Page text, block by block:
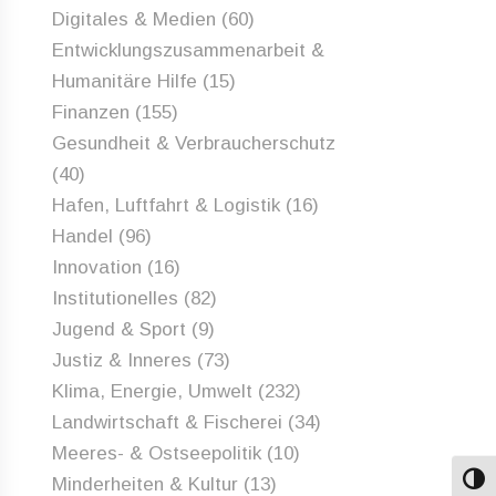
Digitales & Medien (60)
Entwicklungszusammenarbeit &
Humanitäre Hilfe (15)
Finanzen (155)
Gesundheit & Verbraucherschutz
(40)
Hafen, Luftfahrt & Logistik(16)
Handel (96)
Innovation (16)
Institutionelles (82)
Jugend & Sport (9)
Justiz & Inneres (73)
Klima, Energie, Umwelt (232)
Landwirtschaft & Fischerei (34)
Meeres- & Ostseepolitik(10)
Minderheiten & Kultur(13)